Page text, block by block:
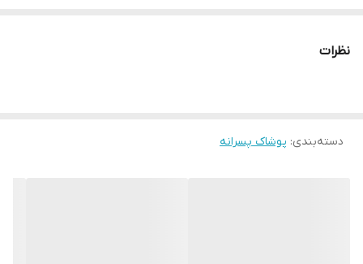
اندازه‌ های دقیق:
سایز۴۵:پهنا۳۵،آستین۳۵،قدبلوز۴۵،شلوار۶۲
نظرات
دسته‌بندی: پوشاک پسرانه